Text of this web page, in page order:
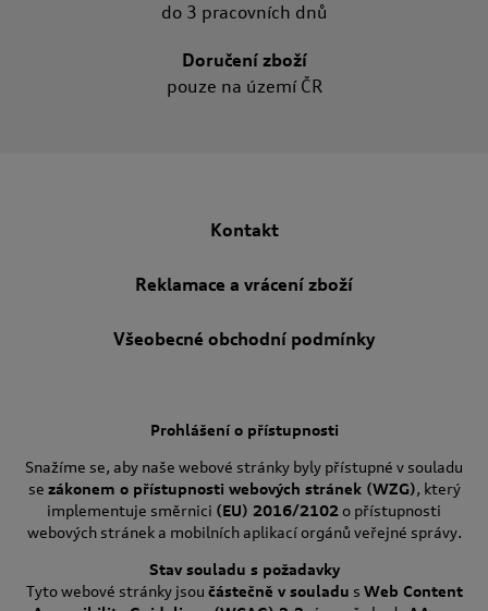
do 3 pracovních dnů
Doručení zboží
pouze na území ČR
Kontakt
Reklamace a vrácení zboží
Všeobecné obchodní podmínky
Prohlášení o přístupnosti
Snažíme se, aby naše webové stránky byly přístupné v souladu
se zákonem o přístupnosti webových stránek (WZG), který
implementuje směrnici (EU) 2016/2102o přístupnosti
webových stránek a mobilních aplikací orgánů veřejné správy.
Stav souladu s požadavky
Tyto webové stránky jsou částečně v souladu s Web Content